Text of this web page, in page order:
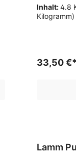
Inhalt:4.8
Kilogramm)
33,50 €*
Lamm